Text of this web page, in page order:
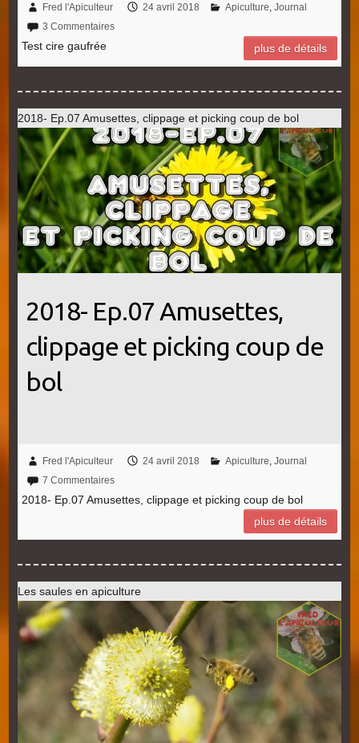
Fred l'Apiculteur 24 avril 2018 Apiculture Journal
3 Commentaires
Test cire gaufrée plus de détails
2018- Ep.07 Amusettes, clippage et picking coup de bol
2018- Ep.07 Amusettes,
clippage et picking coup de
bol
Fred l'Apiculteur 24 avril 2018 Apiculture, Journal
7 Commentaires
2018- Ep.07 Amusettes, clippage et picking coup de bol
plus de détails
Les saules en apiculture